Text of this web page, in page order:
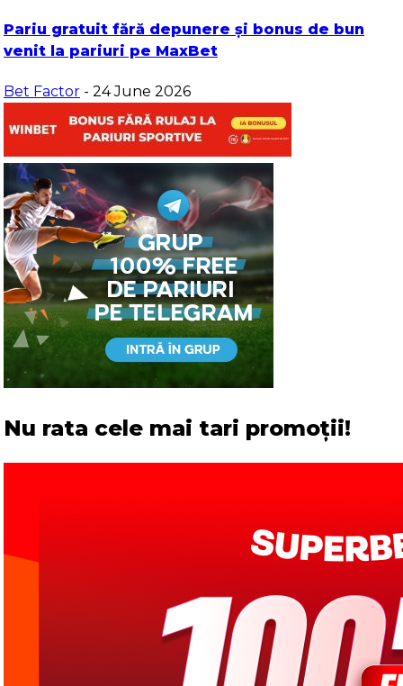
Pariu gratuit fără depunere și bonus de bun
venit la pariuri pe MaxBet
Bet Factor - 24 June 2026
Nu rata cele mai tari promoții!